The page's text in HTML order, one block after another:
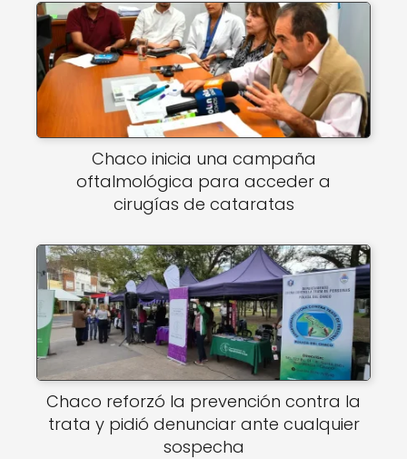
Chaco inicia una campaña
oftalmológica para acceder a
cirugías de cataratas
Chaco reforzó la prevención contra la
trata y pidió denunciar ante cualquier
sospecha